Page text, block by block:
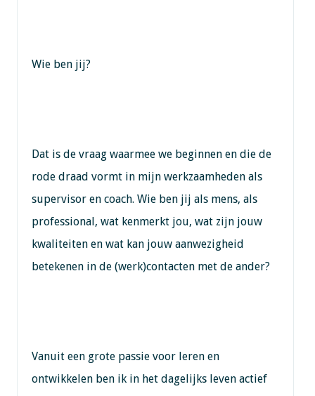
Wie ben jij?
Dat is de vraag waarmee we beginnen en die de
rode draad vormt in mijn werkzaamheden als
supervisor en coach. Wie ben jij als mens, als
professional, wat kenmerkt jou, wat zijn jouw
kwaliteiten en wat kan jouw aanwezigheid
betekenen in de (werk)contacten met de ander?
Vanuit een grote passie voor leren en
ontwikkelen ben ik in het dagelijks leven actief